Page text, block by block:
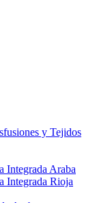
y Tejidos
Integrada Araba
Integrada Rioja